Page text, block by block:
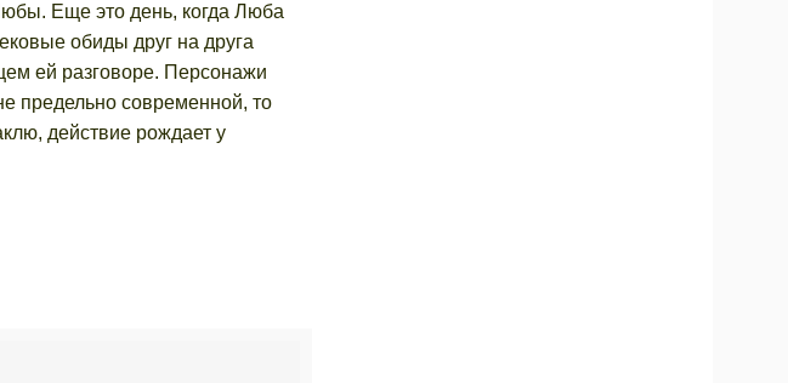
Еще это день, когда Люба
обиды друг на друга
ей разговоре. Персонажи
предельно современной, то
действие рождает у